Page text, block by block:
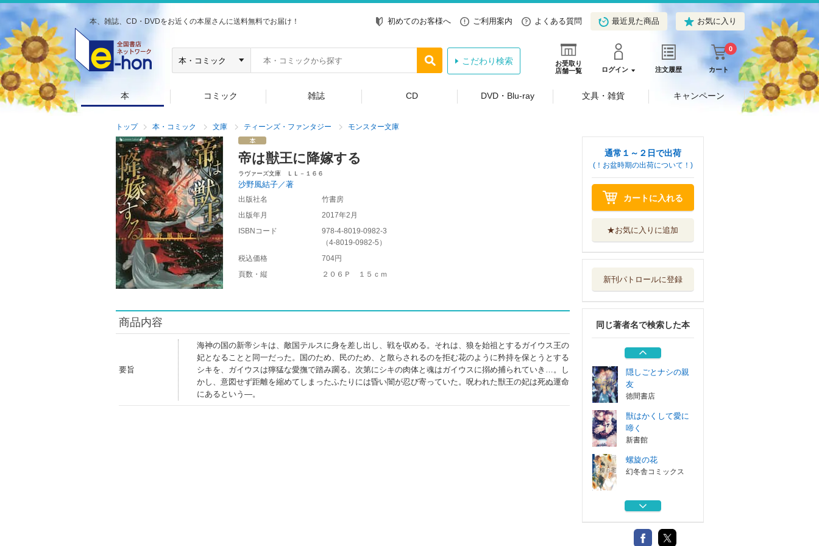
本、雑誌、CD・DVDをお近くの本屋さんに送料無料でお届け！ 初めてのお客様へ ご利用案内 よくある質問 最近見た商品 お気に入り
お受取り
店舗一覧
ログイン 注文履歴 カート
0
こだわり検索
本 コミック 雑誌 CD DVD・Blu-ray 文具・雑貨 キャンペーン
トップ 本・コミック 文庫 ティーンズ・ファンタジー モンスター文庫
帝は獣王に降嫁する
ラヴァーズ文庫 ＬＬ－１６６
沙野風結子／著
出版社名
竹書房
出版年月
2017年2月
ISBNコード
978-4-8019-0982-3
（4-8019-0982-5 ）
税込価格
704円
頁数・縦
２０６Ｐ １５ｃｍ
商品内容
要旨
海神の国の新帝シキは、敵国テルスに身を差し出し、戦を収める。それは、狼を始祖とするガイウス王の
妃となることと同一だった。国のため、民のため、と散らされるのを拒む花のように矜持を保とうとする
シキを、ガイウスは獰猛な愛撫で踏み躙る。次第にシキの肉体と魂はガイウスに搦め捕られていき…。し
かし、意図せず距離を縮めてしまったふたりには昏い闇が忍び寄っていた。呪われた獣王の妃は死ぬ運命
にあるという―。
通常１～２日で出荷
(！お盆時期の出荷について！)
カートに入れる
★お気に入りに追加
新刊パトロールに登録
同じ著者名で検索した本
螺旋の花
幻冬舎コミックス
獣はかくして囚わ
新書館
少年悪魔公爵、淫
魔に憑かれる
二見書房
隠しごとナシの親
友
徳間書店
獣はかくして愛に
啼く
新書館
螺旋の花
幻冬舎コミックス
獣はかくして囚わ
新書館